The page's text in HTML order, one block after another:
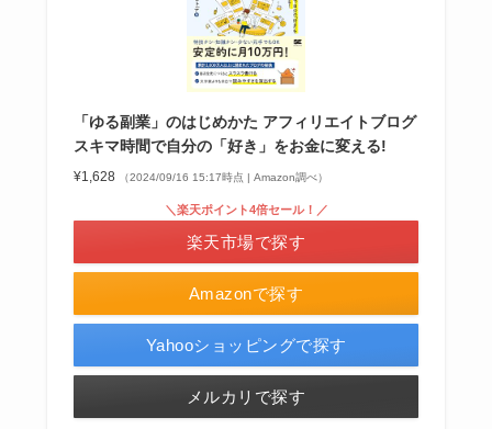
「ゆる副業」のはじめかた アフィリエイトブログ
スキマ時間で自分の「好き」をお金に変える!
¥1,628 （2024/09/16 15:17時点 | Amazon調べ）
Amazonで探す
＼楽天ポイント4倍セール！／
楽天市場で探す
Yahooショッピングで探す
メルカリで探す